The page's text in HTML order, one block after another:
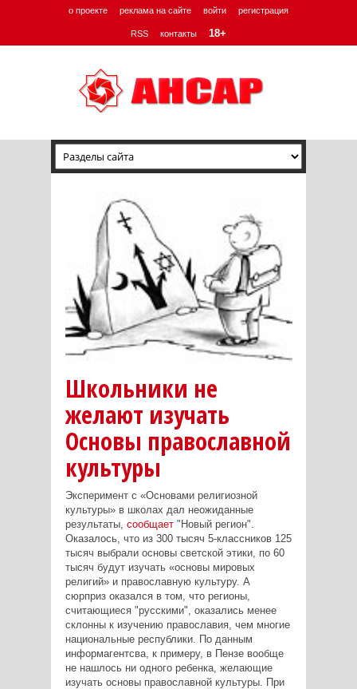
о проекте реклама на сайте войти регистрация
RSS контакты 18+
Школьники не
желают изучать
Основы православной
культуры
Эксперимент с «Основами религиозной
культуры» в школах дал неожиданные
результаты, сообщает"Новый регион".
Оказалось, что из 300 тысяч 5-классников 125
тысяч выбрали основы светской этики, по 60
тысяч будут изучать «основы мировых
религий» и православную культуру. А
сюрприз оказался в том, что регионы,
считающиеся "русскими", оказались менее
склонны к изучению православия, чем многие
национальные республики. По данным
информагентсва, к примеру, в Пензе вообще
не нашлось ни одного ребенка, желающие
изучать основы православной культуры. При